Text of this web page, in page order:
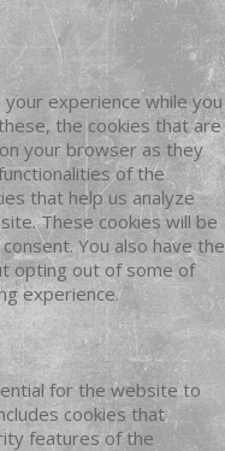
experience while you
the cookies that are
your browser as they
of the
that help us analyze
These cookies will be
You also have the
opting out of some of
experience.
for the website to
cookies that
features of the